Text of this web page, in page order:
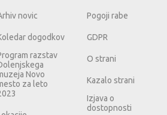
novic
dogodkov
razstav
Novo
za leto
Pogoji rabe
GDPR
O strani
Kazalo strani
Izjava o
dostopnosti